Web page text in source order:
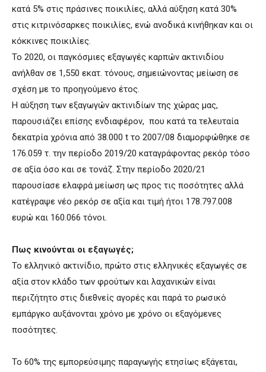
κατά 5% στις πράσινες ποικιλίες, αλλά αύξηση κατά 30%
στις κιτρινόσαρκες ποικιλίες, ενώ ανοδικά κινήθηκαν και οι
κόκκινες ποικιλίες.
Το 2020, οι παγκόσμιες εξαγωγές καρπών ακτινιδίου
ανήλθαν σε 1,550 εκατ. τόνους, σημειώνοντας μείωση σε
σχέση με το προηγούμενο έτος.
Η αύξηση των εξαγωγών ακτινιδίων της χώρας μας,
παρουσιάζει επίσης ενδιαφέρον, που κατά τα τελευταία
δεκατρία χρόνια από 38.000 t το 2007/08 διαμορφώθηκε σε
176.059 τ. την περίοδο 2019/20 καταγράφοντας ρεκόρ τόσο
σε αξία όσο και σε τονάζ. Στην περίοδο 2020/21
παρουσίασε ελαφρά μείωση ως προς τις ποσότητες αλλά
κατέγραψε νέο ρεκόρ σε αξία και τιμή ήτοι 178.797.008
ευρώ και 160.066 τόνοι.
Πως κινούνται οι εξαγωγές;
Το ελληνικό ακτινίδιο, πρώτο στις ελληνικές εξαγωγές σε
αξία στον κλάδο των φρούτων και λαχανικών είναι
περιζήτητο στις διεθνείς αγορές και παρά το ρωσικό
εμπάργκο αυξάνονται χρόνο με χρόνο οι εξαγόμενες
ποσότητες.
Το 60% της εμπορεύσιμης παραγωγής ετησίως εξάγεται,